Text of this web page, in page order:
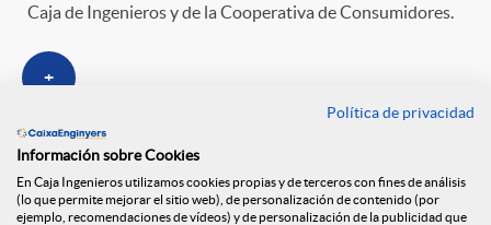
Caja de Ingenieros y de la Cooperativa de Consumidores.
+
Página
1 ...Páginas intermedias Use TAB para
Página
25 Página
26 Página
27
Política de privacidad
Información sobre Cookies
En Caja Ingenieros utilizamos cookies propias y de terceros con fines de análisis
(lo que permite mejorar el sitio web), de personalización de contenido (por
ejemplo, recomendaciones de vídeos) y de personalización de la publicidad que